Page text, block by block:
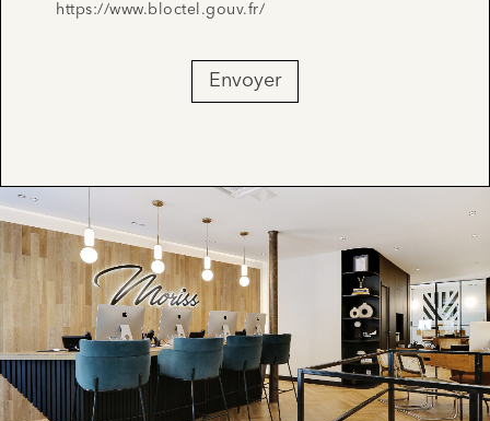
https://www.bloctel.gouv.fr/
Envoyer